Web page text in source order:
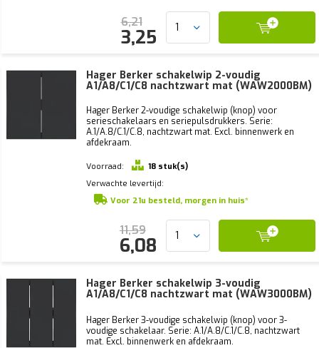
6,21
3,25
Hager Berker schakelwip 2-voudig
A1/A8/C1/C8 nachtzwart mat (WAW2000BM)
Hager Berker 2-voudige schakelwip (knop) voor
serieschakelaars en seriepulsdrukkers. Serie:
A.1/A.8/C.1/C.8, nachtzwart mat. Excl. binnenwerk en
afdekraam.
Voorraad:
18 stuk(s)
Verwachte levertijd:
Voor 21u besteld, morgen in huis*
11,59
6,08
Hager Berker schakelwip 3-voudig
A1/A8/C1/C8 nachtzwart mat (WAW3000BM)
Hager Berker 3-voudige schakelwip (knop) voor 3-
voudige schakelaar. Serie: A.1/A.8/C.1/C.8, nachtzwart
mat. Excl. binnenwerk en afdekraam.